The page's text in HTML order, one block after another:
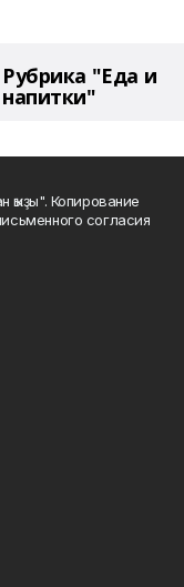
Рубрика "Еда и
напитки"
Копирование
согласия